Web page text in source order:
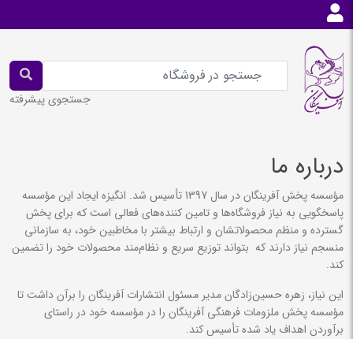
جستجوی پیشرفته
درباره ما
مؤسسه پخش آفرینگان در سال 1397 تأسیس شد. انگیزه ایجاد این مؤسسه
پاسخگویی به نیاز فروشگاه‌ها و تامین کننده‌های فعالی است که برای پخش
گسترده و منظم محصولاتشان و ارتباط بیشتر با مخاطبین خود، به سازمانی
منسجم نیاز دارند که بتواند توزیع سریع و نظام‌مند محصولات خود را تضمین
کند.
این نیاز، زهره حسین‌زادگان مدیر مسئول انتشارات آفرینگان را برآن داشت تا
مؤسسه پخش ملزومات فرهنگی آفرینگان را در مؤسسه خود در راستای
برآوردن اهداف یاد شده تأسیس کند.